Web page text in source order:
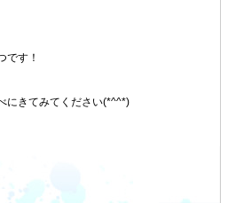
です！
にきてみてください(*^^*)